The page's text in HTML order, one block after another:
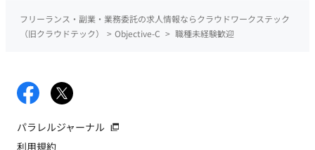
フリーランス・副業・業務委託の求人情報ならクラウドワークステック
（旧クラウドテック）
> Objective-C > 職種未経験歓迎
パラレルジャーナル
利用規約